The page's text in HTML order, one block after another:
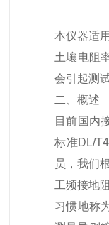
本仪器适
土壤电阻
会引起测
二、概述
目前国内
标准DL/
员，我们
工频接地
习惯地称